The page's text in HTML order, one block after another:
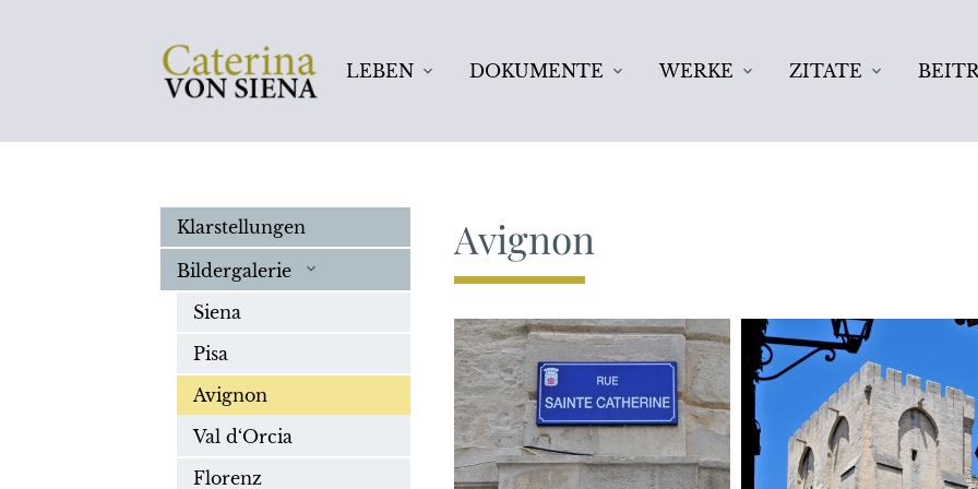
LEBEN DOKUMENTE WERKE ZITATE
Avignon
Klarstellungen
Bildergalerie
Siena
Pisa
Avignon
Val d‘Orcia
Florenz